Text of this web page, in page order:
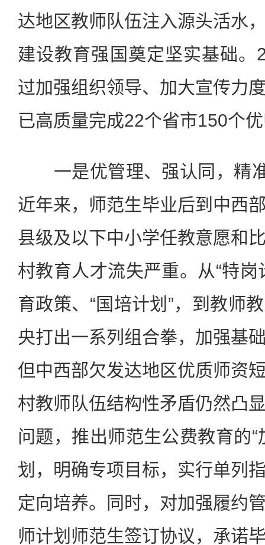
达地区教师队伍注入源头活水
建设教育强国奠定坚实基础。
过加强组织领导、加大宣传力
已高质量完成22个省市150个
一是优管理、强认同，精准
近年来，师范生毕业后到中西
县级及以下中小学任教意愿和
村教育人才流失严重。从“特岗
育政策、“国培计划”，到教师
央打出一系列组合拳，加强基
但中西部欠发达地区优质师资
村教师队伍结构性矛盾仍然凸
问题，推出师范生公费教育的
划，明确专项目标，实行单列
定向培养。同时，对加强履约
师计划师范生签订协议，承诺